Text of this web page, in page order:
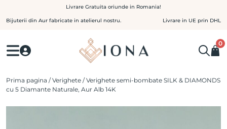
to
Livrare Gratuita oriunde in Romania!
Bijuterii din Aur fabricate in atelierul nostru. Livrare in UE prin DHL
0
Prima pagina /Verighete / Verighete semi-bombate SILK & DIAMONDS
cu 5 Diamante Naturale, Aur Alb 14K